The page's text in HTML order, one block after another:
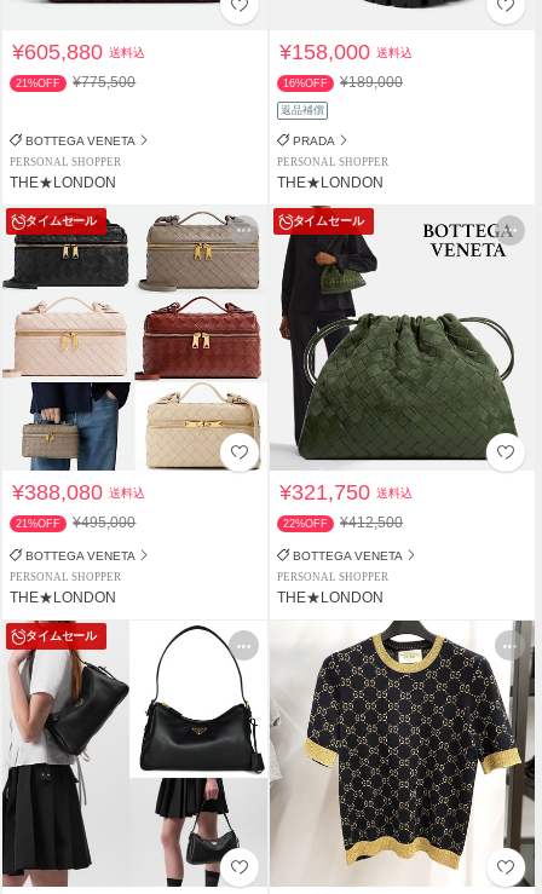
¥605,880送料込
21%OFF ¥775,500
BOTTEGA VENETA
PERSONAL SHOPPER
THE★LONDON
¥158,000送料込
16%OFF ¥189,000
返品補償
PRADA
PERSONAL SHOPPER
THE★LONDON
タイムセール
¥388,080送料込
21%OFF ¥495,000
BOTTEGA VENETA
PERSONAL SHOPPER
THE★LONDON
タイムセール
¥321,750送料込
22%OFF ¥412,500
BOTTEGA VENETA
PERSONAL SHOPPER
THE★LONDON
タイムセール